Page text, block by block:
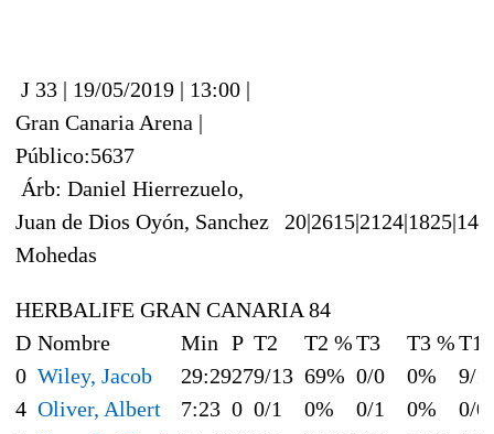
J 33 | 19/05/2019 | 13:00 |
Gran Canaria Arena |
Público:5637
Árb: Daniel Hierrezuelo,
Juan de Dios Oyón, Sanchez
Mohedas
20|2615|2124|1825|14
HERBALIFE GRAN CANARIA 84
D Nombre Min P T2 T2 %T3 T3 %T1
0 Wiley, Jacob 29:29279/13 69% 0/0 0%
9/
4 Oliver, Albert 7:23 0 0/1 0% 0/1 0%
0/0